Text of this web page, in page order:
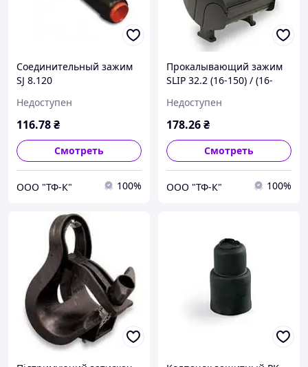
Соединительный зажим
SJ 8.120
Недоступен
116.78₴
Смотреть
ООО "ТФ-К" 100%
Прокалывающий зажим
SLIP 32.2 (16-150) / (16-
Недоступен
178.26₴
Смотреть
ООО "ТФ-К" 100%